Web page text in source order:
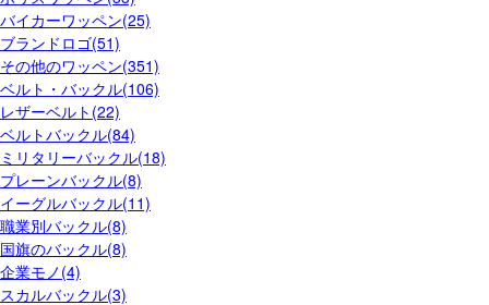
バイカーワッペン(25)
ブランドロゴ(51)
その他のワッペン(351)
ベルト・バックル(106)
レザーベルト(22)
ベルトバックル(84)
ミリタリーバックル(18)
プレーンバックル(8)
イーグルバックル(11)
職業別バックル(8)
国旗のバックル(8)
企業モノ(4)
スカルバックル(3)